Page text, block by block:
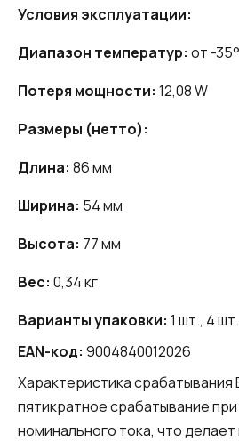
Условия эксплуатации:
Диапазон температур: от -
Потеря мощности: 12,08 W
Размеры (нетто):
Длина: 86 мм
Ширина: 54 мм
Высота: 77 мм
Вес: 0,34 кг
Варианты упаковки: 1 шт., 4
EAN-код: 9004840012026
Характеристика срабатывания
пятикратное срабатывание
номинального тока, что